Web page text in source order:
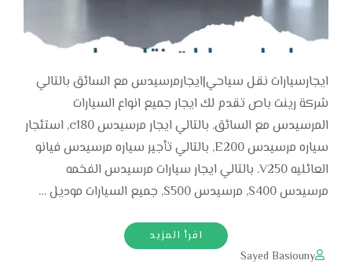
ايجارسيارات نقل سياحي|ايجارمرسيدس مع السائق بالتالي
شركة رينت باص تقدم لك ايجار جميع انواع السيارات
المرسيدس مع السائق. بالتالي ايجار مرسيدس c180, استئجار
سياره مرسيدس E200, بالتالي تأجير سياره مرسيدس فيانو
العائليه V250. بالتالي ايجار سيارات مرسيدس الفخمه
مرسيدس S400, مرسيدس S500, جميع السيارات موديل …
اقرأ المزيد
Sayed Basiouny